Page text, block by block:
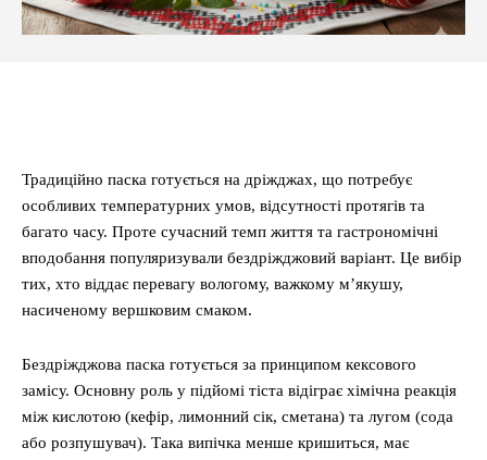
Традиційно паска готується на дріжджах, що потребує
особливих температурних умов, відсутності протягів та
багато часу. Проте сучасний темп життя та гастрономічні
вподобання популяризували бездріжджовий варіант. Це вибір
тих, хто віддає перевагу вологому, важкому м’якушу,
насиченому вершковим смаком.
Бездріжджова паска готується за принципом кексового
замісу. Основну роль у підйомі тіста відіграє хімічна реакція
між кислотою (кефір, лимонний сік, сметана) та лугом (сода
або розпушувач). Така випічка менше кришиться, має